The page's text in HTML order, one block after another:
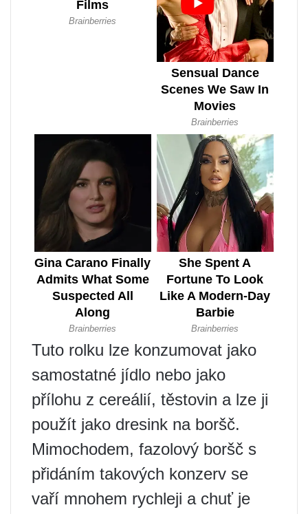
Tuto rolku lze konzumovat jako
samostatné jídlo nebo jako
přílohu z cereálií, těstovin a lze ji
použít jako dresink na boršč.
Mimochodem, fazolový boršč s
přidáním takových konzerv se
vaří mnohem rychleji a chuť je